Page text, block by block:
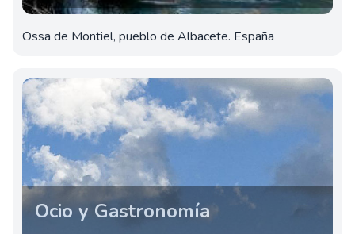
Ossa de Montiel, pueblo de Albacete. España
Ocio y Gastronomía